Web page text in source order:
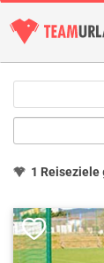
1 Reiseziele